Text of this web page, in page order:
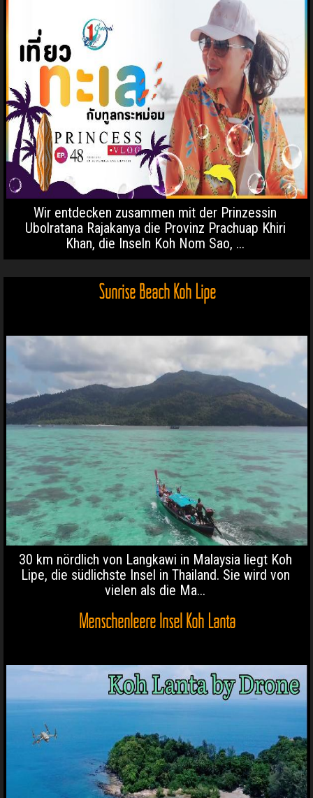
Wir entdecken zusammen mit der Prinzessin
Ubolratana Rajakanya die Provinz Prachuap Khiri
Khan, die Inseln Koh Nom Sao, ...
Sunrise Beach Koh Lipe
30 km nördlich von Langkawi in Malaysia liegt Koh
Lipe, die südlichste Insel in Thailand. Sie wird von
vielen als die Ma...
Menschenleere Insel Koh Lanta